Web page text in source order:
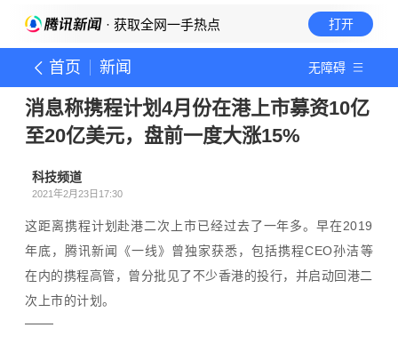
· 获取全网一手热点 打开
首页 新闻 无障碍
消息称携程计划4月份在港上市募资10亿
至20亿美元，盘前一度大涨15%
科技频道
2021年2月23日17:30
这距离携程计划赴港二次上市已经过去了一年多。早在2019
年底，腾讯新闻《一线》曾独家获悉，包括携程CEO孙洁等
在内的携程高管，曾分批见了不少香港的投行，并启动回港二
次上市的计划。